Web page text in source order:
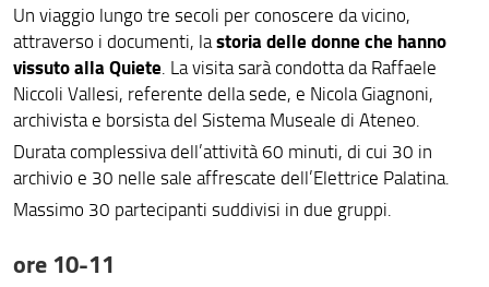
Un viaggio lungo tre secoli per conoscere da vicino,
attraverso i documenti, lastoria delle donne che hanno
vissuto alla Quiete. La visita sarà condotta da Raffaele
Niccoli Vallesi, referente della sede, e Nicola Giagnoni,
archivista e borsista del Sistema Museale di Ateneo.
Durata complessiva dell’attività 60 minuti, di cui 30 in
archivio e 30 nelle sale affrescate dell’Elettrice Palatina.
Massimo 30 partecipanti suddivisi in due gruppi.
ore 10-11